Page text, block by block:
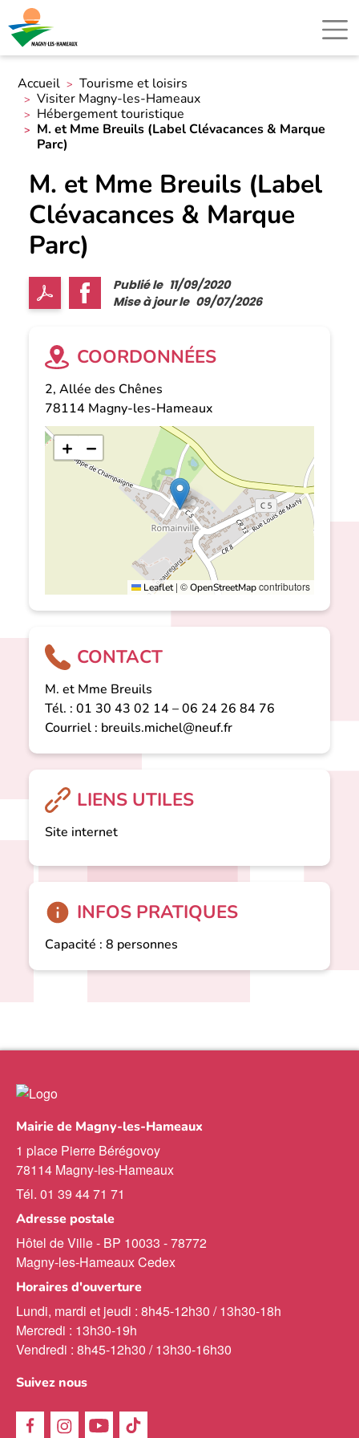
Accueil
Tourisme et loisirs
Visiter Magny-les-Hameaux
Hébergement touristique
M. et Mme Breuils (Label Clévacances & Marque
Parc)
M. et Mme Breuils (Label
Clévacances & Marque
Parc)
Publié le 11/09/2020
Mise à jour le 09/07/2026
COORDONNÉES
2, Allée des Chênes
78114 Magny-les-Hameaux
+ −
Leaflet | ©OpenStreetMapcontributors
CONTACT
M. et Mme Breuils
Tél. : 01 30 43 02 14 – 06 24 26 84 76
Courriel : breuils.michel@neuf.fr
LIENS UTILES
Site internet
INFOS PRATIQUES
Capacité : 8 personnes
Mairie de Magny-les-Hameaux
1 place Pierre Bérégovoy
78114 Magny-les-Hameaux
Tél. 01 39 44 71 71
Adresse postale
Hôtel de Ville - BP 10033 - 78772
Magny-les-Hameaux Cedex
Horaires d'ouverture
Lundi, mardi et jeudi : 8h45-12h30 / 13h30-18h
Mercredi : 13h30-19h
Vendredi : 8h45-12h30 / 13h30-16h30
Suivez nous